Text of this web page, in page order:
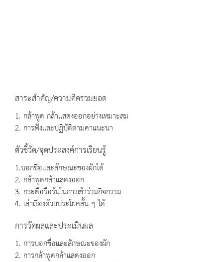
สาระสำคัญ/ความคิดรวมยอด
1. กล้าพูด กล้าแสดงออกอย่างเหมาะสม
2. การฟังและปฏิบัติตามคาแนะนา
ตัวชี้วัด/จุดประสงค์การเรียนรู้
1.บอกชื่อและลักษณะของผักได้
2. กล้าพูดกล้าแสดงออก
3. กระตือรือร้นในการเข้าร่วมกิจกรรม
4. เล่าเรื่องด้วยประโยคสั้น ๆ ได้
การวัดผลและประเมินผล
1. การบอกชื่อและลักษณะของผัก
2. การกล้าพูดกล้าแสดงออก